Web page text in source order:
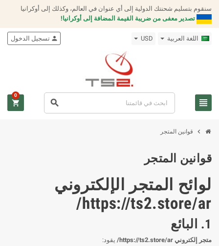
سنقوم بتسليم شحنتك الدولية إلى أي عنوان في العالم، وكذلك إلى أوكرانيا
تصدير معفى من ضريبة القيمة المضافة إلى أوكرانيا!
اللغة العربية USD
view_headline
search
person تسجيل الدخول
shopping_cart
0
chevron_right قوانين المتجر
قوانين المتجر
لوائح المتجر الإلكتروني
https://ts2.store/ar/
1. البائع
متجر إلكتروني https://ts2.store/ar/
يقود: